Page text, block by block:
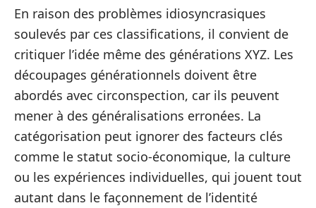
En raison des problèmes idiosyncrasiques
soulevés par ces classifications, il convient de
critiquer l’idée même des générations XYZ. Les
découpages générationnels doivent être
abordés avec circonspection, car ils peuvent
mener à des généralisations erronées. La
catégorisation peut ignorer des facteurs clés
comme le statut socio-économique, la culture
ou les expériences individuelles, qui jouent tout
autant dans le façonnement de l’identité